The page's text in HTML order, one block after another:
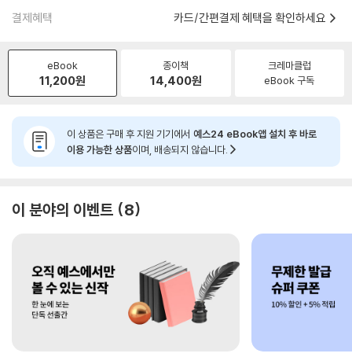
결제혜택 카드/간편결제 혜택을 확인하세요
eBook
11,200원
종이책
14,400원
크레마클럽
eBook 구독
이 상품은 구매 후 지원 기기에서 예스24 eBook앱 설치 후 바로
이용 가능한 상품이며, 배송되지 않습니다.
이 분야의 이벤트 8